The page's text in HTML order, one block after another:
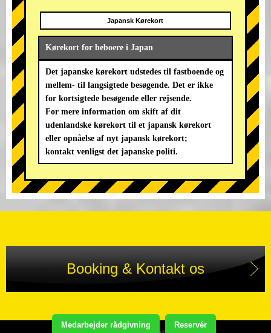
Medarbejder rådgivning Reservér
Japansk Kørekort
Kørekort for beboere i Japan
Det japanske kørekort udstedes til fastboende og
mellem- til langsigtede besøgende. Det er ikke
for kortsigtede besøgende eller rejsende.
For mere information om skift af dit
udenlandske kørekort til et japansk kørekort
eller opnåelse af nyt japansk kørekort;
kontakt venligst det japanske politi.
Booking & Kontakt os